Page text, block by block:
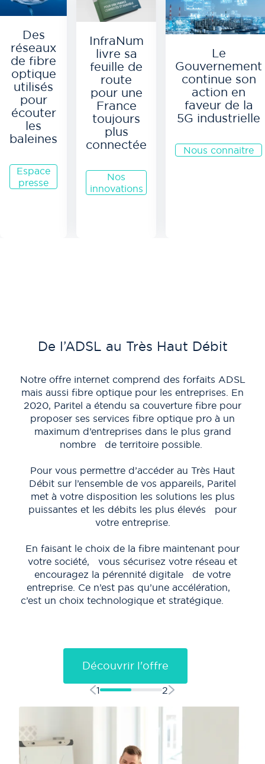
Des
réseaux
de fibre
optique
utilisés
pour
écouter
les
baleines
Espace
presse
InfraNum
livre sa
feuille de
route
pour une
France
toujours
plus
connectée
Nos
innovations
Le
Gouvernement
continue son
action en
faveur de la
5G industrielle
Nous connaitre
De l’ADSL au Très Haut Débit
Notre offre internet comprend des forfaits ADSL
mais aussi fibre optique pour les entreprises. En
2020, Paritel a étendu sa couverture fibre pour
proposer ses services fibre optique pro à un
maximum d’entreprises dans le plus grand
nombre de territoire possible.
Pour vous permettre d’accéder au Très Haut
Débit sur l’ensemble de vos appareils, Paritel
met à votre disposition les solutions les plus
puissantes et les débits les plus élevés pour
votre entreprise.
En faisant le choix de la fibre maintenant pour
votre société, vous sécurisez votre réseau et
encouragez la pérennité digitale de votre
entreprise. Ce n’est pas qu’une accélération,
c’est un choix technologique et stratégique.
Découvrir l'offre
1 2